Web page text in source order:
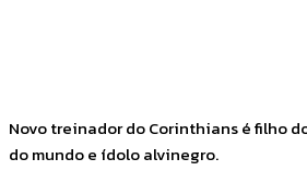
Novo treinador do Corinthians é filho
do mundo e ídolo alvinegro.